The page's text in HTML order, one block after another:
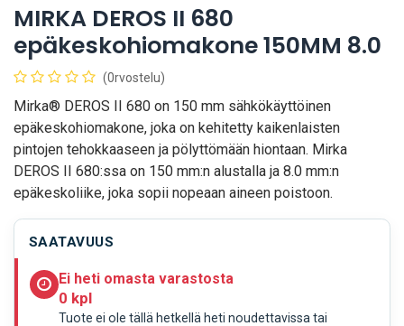
MIRKA DEROS II 680
epäkeskohiomakone 150MM 8.0
(0rvostelu)
Mirka® DEROS II 680 on 150 mm sähkökäyttöinen
epäkeskohiomakone, joka on kehitetty kaikenlaisten
pintojen tehokkaaseen ja pölyttömään hiontaan. Mirka
DEROS II 680:ssa on 150 mm:n alustalla ja 8.0 mm:n
epäkeskoliike, joka sopii nopeaan aineen poistoon.
SAATAVUUS
Ei heti omasta varastosta
0 kpl
Tuote ei ole tällä hetkellä heti noudettavissa tai